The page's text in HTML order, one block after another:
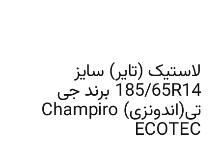
لاستیک (تایر) سایز
185/65R14 برند جی
تی(اندونزی) Champiro
ECOTEC